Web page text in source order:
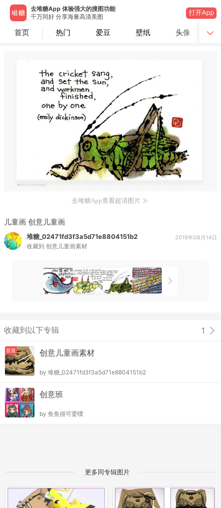
去堆糖App 体验强大的搜图功能
千万同好 分享海量高清美图
打开App
首页 热门 爱豆 壁纸 头像
去堆糖App查看超清图片
儿童画 创意儿童画
堆糖_02471fd3f3a5d71e8804151b2
收藏到 创意儿童画素材
2019年08月14日
收藏到以下专辑 1
首发 创意儿童画素材
by 堆糖_02471fd3f3a5d71e8804151b2
创意班
by 鱼鱼很可爱噗
更多同专辑图片